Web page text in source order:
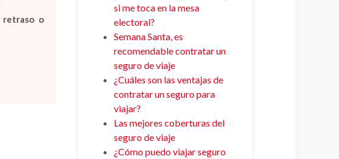
retraso o
si me toca en la mesa
electoral?
Semana Santa, es
recomendable contratar un
seguro de viaje
¿Cuáles son las ventajas de
contratar un seguro para
viajar?
Las mejores coberturas del
seguro de viaje
¿Cómo puedo viajar seguro